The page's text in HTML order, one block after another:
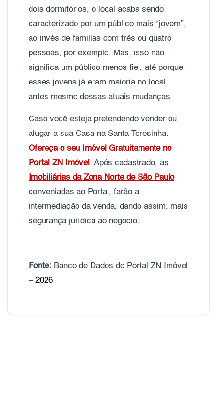
dois dormitórios, o local acaba sendo
caracterizado por um público mais “jovem”,
ao invés de familias com três ou quatro
pessoas, por exemplo. Mas, isso não
significa um público menos fiel, até porque
esses jovens já eram maioria no local,
antes mesmo dessas atuais mudanças.
Caso você esteja pretendendo vender ou
alugar a sua Casa na Santa Teresinha.
Ofereça o seu Imóvel Gratuitamente no
Portal ZN Imóvel . Após cadastrado, as
Imobiliárias da Zona Norte de São Paulo
conveniadas ao Portal, farão a
intermediação da venda, dando assim, mais
segurança jurídica ao negócio.
Fonte: Banco de Dados do Portal ZN Imóvel
– 2026